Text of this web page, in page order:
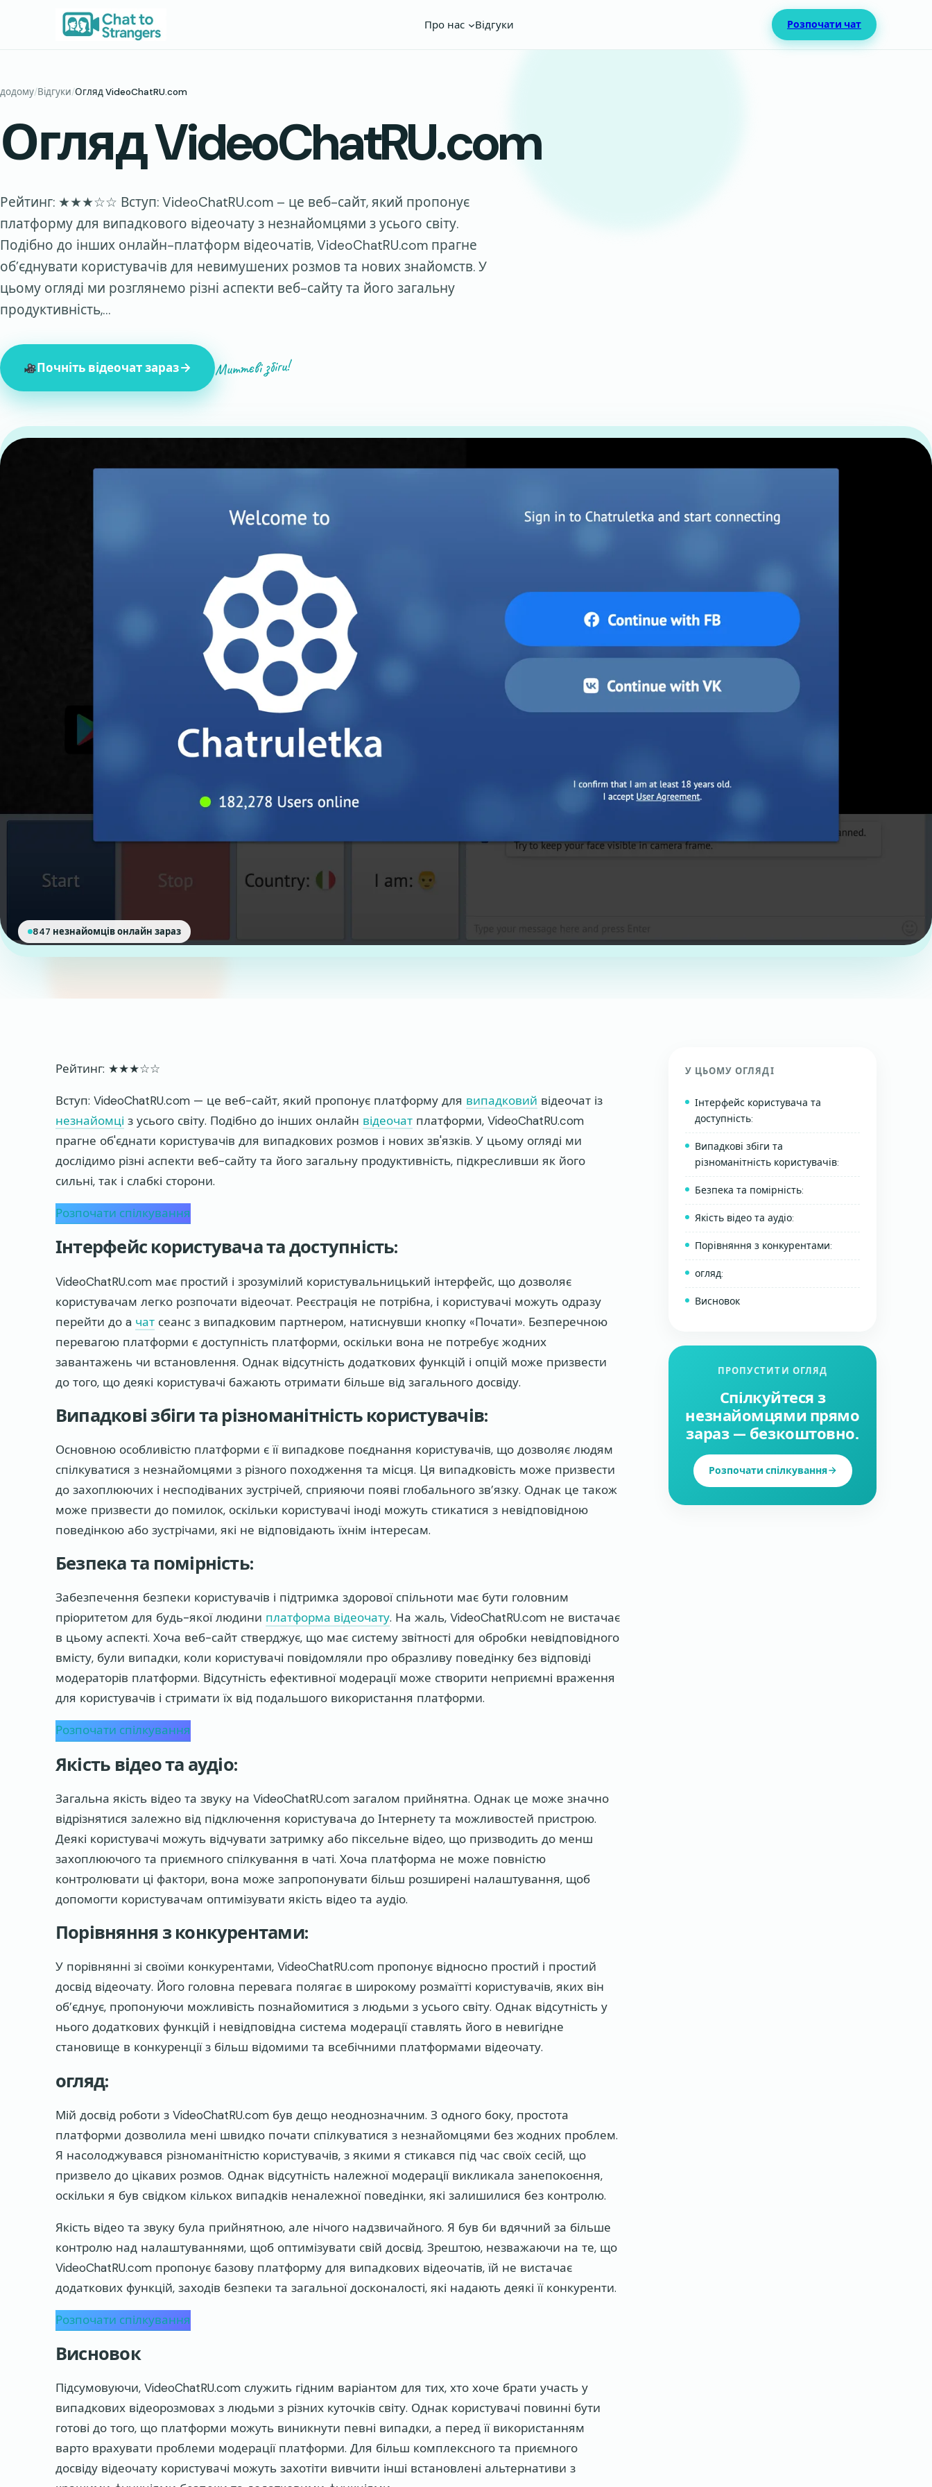
Про нас Відгуки Розпочати чат
додому/Відгуки/Огляд VideoChatRU.com
Огляд VideoChatRU.com
Рейтинг: ★★★☆☆ Вступ: VideoChatRU.com – це веб-сайт, який пропонує
платформу для випадкового відеочату з незнайомцями з усього світу.
Подібно до інших онлайн-платформ відеочатів, VideoChatRU.com прагне
об’єднувати користувачів для невимушених розмов та нових знайомств. У
цьому огляді ми розглянемо різні аспекти веб-сайту та його загальну
продуктивність,…
Почніть відеочат зараз Миттєві збіги!
847 незнайомців онлайн зараз
Рейтинг: ★★★☆☆
Вступ: VideoChatRU.com — це веб-сайт, який пропонує платформу для випадковий відеочат із
незнайомці з усього світу. Подібно до інших онлайн відеочат платформи, VideoChatRU.com
прагне об'єднати користувачів для випадкових розмов і нових зв'язків. У цьому огляді ми
дослідимо різні аспекти веб-сайту та його загальну продуктивність, підкресливши як його
сильні, так і слабкі сторони.
Розпочати спілкування
Інтерфейс користувача та доступність:
VideoChatRU.com має простий і зрозумілий користувальницький інтерфейс, що дозволяє
користувачам легко розпочати відеочат. Реєстрація не потрібна, і користувачі можуть одразу
перейти до a чат сеанс з випадковим партнером, натиснувши кнопку «Почати». Безперечною
перевагою платформи є доступність платформи, оскільки вона не потребує жодних
завантажень чи встановлення. Однак відсутність додаткових функцій і опцій може призвести
до того, що деякі користувачі бажають отримати більше від загального досвіду.
Випадкові збіги та різноманітність користувачів:
Основною особливістю платформи є її випадкове поєднання користувачів, що дозволяє людям
спілкуватися з незнайомцями з різного походження та місця. Ця випадковість може призвести
до захоплюючих і несподіваних зустрічей, сприяючи появі глобального зв’язку. Однак це також
може призвести до помилок, оскільки користувачі іноді можуть стикатися з невідповідною
поведінкою або зустрічами, які не відповідають їхнім інтересам.
Безпека та помірність:
Забезпечення безпеки користувачів і підтримка здорової спільноти має бути головним
пріоритетом для будь-якої людини платформа відеочату. На жаль, VideoChatRU.com не вистачає
в цьому аспекті. Хоча веб-сайт стверджує, що має систему звітності для обробки невідповідного
вмісту, були випадки, коли користувачі повідомляли про образливу поведінку без відповіді
модераторів платформи. Відсутність ефективної модерації може створити неприємні враження
для користувачів і стримати їх від подальшого використання платформи.
Розпочати спілкування
Якість відео та аудіо:
Загальна якість відео та звуку на VideoChatRU.com загалом прийнятна. Однак це може значно
відрізнятися залежно від підключення користувача до Інтернету та можливостей пристрою.
Деякі користувачі можуть відчувати затримку або піксельне відео, що призводить до менш
захоплюючого та приємного спілкування в чаті. Хоча платформа не може повністю
контролювати ці фактори, вона може запропонувати більш розширені налаштування, щоб
допомогти користувачам оптимізувати якість відео та аудіо.
Порівняння з конкурентами:
У порівнянні зі своїми конкурентами, VideoChatRU.com пропонує відносно простий і простий
досвід відеочату. Його головна перевага полягає в широкому розмаїтті користувачів, яких він
об’єднує, пропонуючи можливість познайомитися з людьми з усього світу. Однак відсутність у
нього додаткових функцій і невідповідна система модерації ставлять його в невигідне
становище в конкуренції з більш відомими та всебічними платформами відеочату.
огляд:
Мій досвід роботи з VideoChatRU.com був дещо неоднозначним. З одного боку, простота
платформи дозволила мені швидко почати спілкуватися з незнайомцями без жодних проблем.
Я насолоджувався різноманітністю користувачів, з якими я стикався під час своїх сесій, що
призвело до цікавих розмов. Однак відсутність належної модерації викликала занепокоєння,
оскільки я був свідком кількох випадків неналежної поведінки, які залишилися без контролю.
Якість відео та звуку була прийнятною, але нічого надзвичайного. Я був би вдячний за більше
контролю над налаштуваннями, щоб оптимізувати свій досвід. Зрештою, незважаючи на те, що
VideoChatRU.com пропонує базову платформу для випадкових відеочатів, їй не вистачає
додаткових функцій, заходів безпеки та загальної досконалості, які надають деякі її конкуренти.
Розпочати спілкування
Висновок
Підсумовуючи, VideoChatRU.com служить гідним варіантом для тих, хто хоче брати участь у
випадкових відеорозмовах з людьми з різних куточків світу. Однак користувачі повинні бути
готові до того, що платформи можуть виникнути певні випадки, а перед її використанням
варто врахувати проблеми модерації платформи. Для більш комплексного та приємного
досвіду відеочату користувачі можуть захотіти вивчити інші встановлені альтернативи з
У ЦЬОМУ ОГЛЯДІ
Інтерфейс користувача та
доступність:
Випадкові збіги та
різноманітність користувачів:
Безпека та помірність:
Якість відео та аудіо:
Порівняння з конкурентами:
огляд:
Висновок
ПРОПУСТИТИ ОГЛЯД
Спілкуйтеся з
незнайомцями прямо
зараз — безкоштовно.
Розпочати спілкування